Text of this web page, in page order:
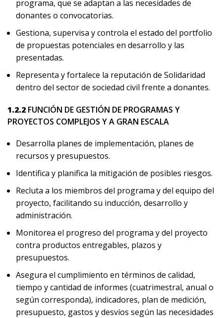
programa, que se adaptan a las necesidades de
donantes o convocatorias.
Gestiona, supervisa y controla el estado del portfolio
de propuestas potenciales en desarrollo y las
presentadas.
Representa y fortalece la reputación de Solidaridad
dentro del sector de sociedad civil frente a donantes.
1.2.2FUNCIÓN DE GESTIÓN DE PROGRAMAS Y
PROYECTOS COMPLEJOS Y A GRAN ESCALA
Desarrolla planes de implementación, planes de
recursos y presupuestos.
Identifica y planifica la mitigación de posibles riesgos.
Recluta a los miembros del programa y del equipo del
proyecto, facilitando su inducción, desarrollo y
administración.
Monitorea el progreso del programa y del proyecto
contra productos entregables, plazos y
presupuestos.
Asegura el cumplimiento en términos de calidad,
tiempo y cantidad de informes (cuatrimestral, anual o
según corresponda), indicadores, plan de medición,
presupuesto, gastos y desvíos según las necesidades